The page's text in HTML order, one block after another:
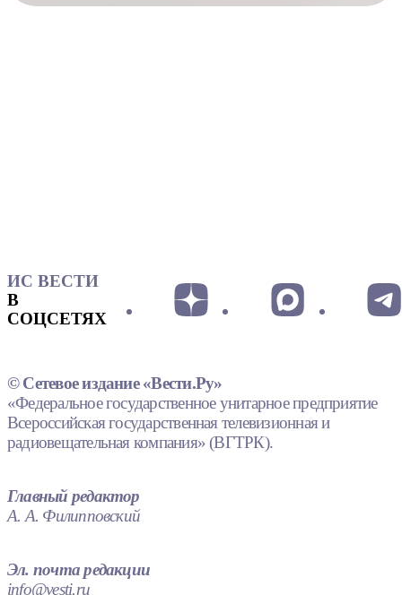
ИС ВЕСТИ
В
СОЦСЕТЯХ
© Сетевое издание «Вести.Ру»
«Федеральное государственное унитарное предприятие
Всероссийская государственная телевизионная и
радиовещательная компания» (ВГТРК).
Главный редактор
А. А. Филипповский
Эл. почта редакции
info@vesti.ru